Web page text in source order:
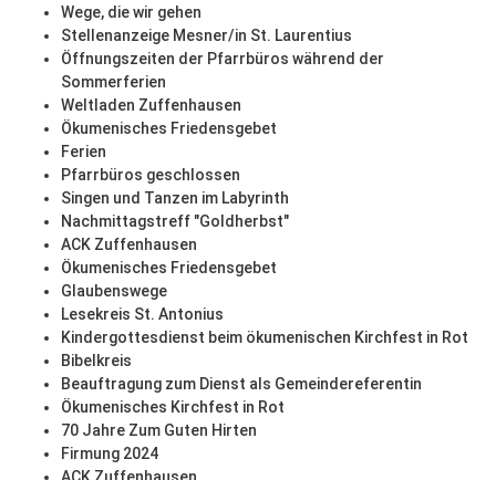
Wege, die wir gehen
Stellenanzeige Mesner/in St. Laurentius
Öffnungszeiten der Pfarrbüros während der
Sommerferien
Weltladen Zuffenhausen
Ökumenisches Friedensgebet
Ferien
Pfarrbüros geschlossen
Singen und Tanzen im Labyrinth
Nachmittagstreff "Goldherbst"
ACK Zuffenhausen
Ökumenisches Friedensgebet
Glaubenswege
Lesekreis St. Antonius
Kindergottesdienst beim ökumenischen Kirchfest in Rot
Bibelkreis
Beauftragung zum Dienst als Gemeindereferentin
Ökumenisches Kirchfest in Rot
70 Jahre Zum Guten Hirten
Firmung 2024